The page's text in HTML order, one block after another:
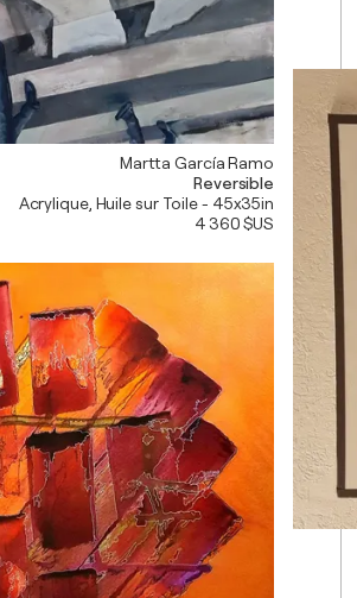
Martta García Ramo
Reversible
Acrylique, Huile sur Toile - 45x35in
4 360 $US